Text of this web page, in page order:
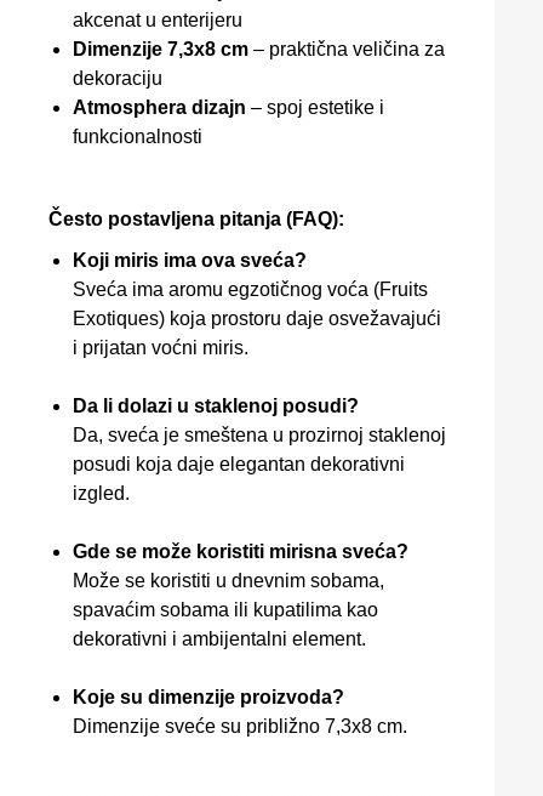
akcenat u enterijeru
Dimenzije 7,3x8 cm – praktična veličina za
dekoraciju
Atmosphera dizajn – spoj estetike i
funkcionalnosti
Često postavljena pitanja (FAQ):
Koji miris ima ova sveća?
Sveća ima aromu egzotičnog voća (Fruits
Exotiques) koja prostoru daje osvežavajući
i prijatan voćni miris.
Da li dolazi u staklenoj posudi?
Da, sveća je smeštena u prozirnoj staklenoj
posudi koja daje elegantan dekorativni
izgled.
Gde se može koristiti mirisna sveća?
Može se koristiti u dnevnim sobama,
spavaćim sobama ili kupatilima kao
dekorativni i ambijentalni element.
Koje su dimenzije proizvoda?
Dimenzije sveće su približno 7,3x8 cm.